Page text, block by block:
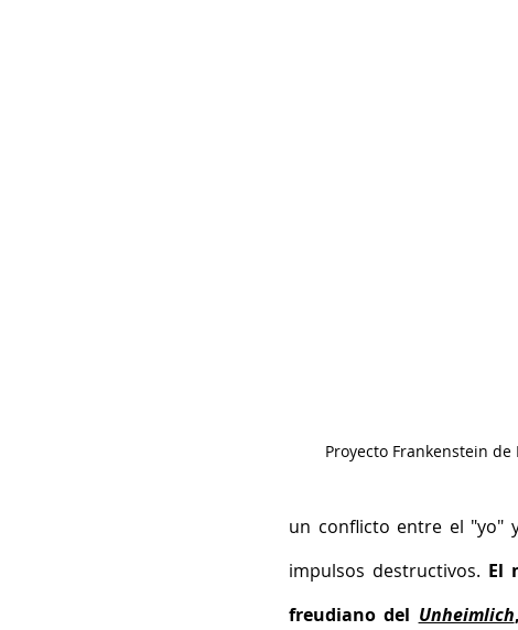
Proyecto Frankenstein
un conflicto entre el "yo"
impulsos destructivos. El
freudiano del Unheimlich,